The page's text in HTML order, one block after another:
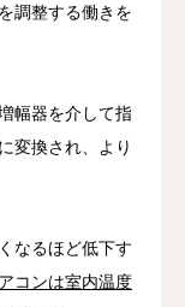
調整する働きを
幅器を介して指
変換され、より
なるほど低下す
コンは室内温度